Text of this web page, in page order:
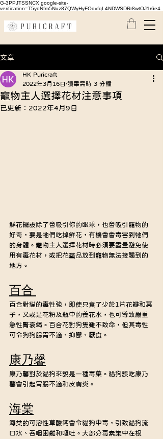
G-3PPJTSSNCX google-site-
verification=T5yoNfm5Nuz87QWyHyFOdvfqL4NDWSDRr8wtOJ1r6e4
文章
寵物主人選擇花材注意事項
HK Puricraft
2022年3月16日 讀畢需時 3 分鐘
已更新： 2022年4月9日
鮮花擺設除了會吸引你的眼球，也會吸引寵物的
好奇，要是牠們吃掉鮮花，有機會會毒害到牠們
的身體。寵物主人選擇花材時必須要盡量避免使
用有毒花材，或把花藝品放到寵物無法接觸到的
地方。
百合
百合對貓的毒性強，即使只食了少於1片花瓣和葉
子，又或是花粉及瓶中的養花水，也可導致嚴重
急性腎衰竭。百合花對狗隻雖不致命，但其毒性
可令狗狗腸胃不適、抑鬱、厭食。
康乃馨
康乃馨對於貓狗來說是一種毒藥。貓狗誤吃康乃
馨會引起胃腸不適和皮膚炎。
海棠
海棠的可溶性草酸鈣會令貓狗中毒，引致貓狗流
口水、吞咽困難和嘔吐。大部分毒素集中在根